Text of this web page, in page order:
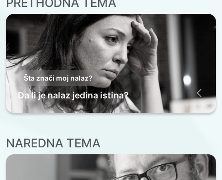
Šta znači moj nalaz?
Da li je nalaz jedina istina?
NAREDNA TEMA